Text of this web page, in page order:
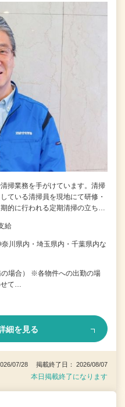
掃業務を手がけています。清掃
ている清掃員を現地にて研修・
的に行われる定期清掃の立ち…
給
川県内・埼玉県内・千葉県内な
場合） ※各物件への出勤の場
せて…
細を見る
07/28 掲載終了日： 2026/08/07
本日掲載終了になります